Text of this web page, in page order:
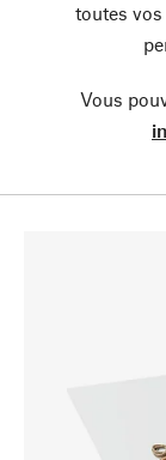
toutes
Vous